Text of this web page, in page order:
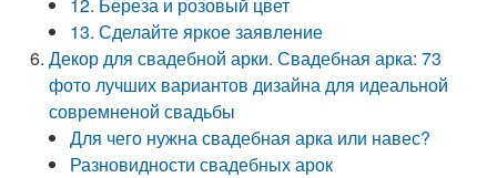
13. Сделайте яркое заявление
Декор для свадебной арки. Свадебная арка: 73
фото лучших вариантов дизайна для идеальной
совремненой свадьбы
Для чего нужна свадебная арка или навес?
Разновидности свадебных арок